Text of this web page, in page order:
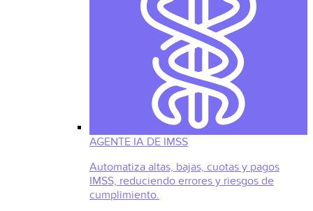
AGENTE IA DE IMSS
Automatiza altas, bajas, cuotas y pagos
IMSS, reduciendo errores y riesgos de
cumplimiento.